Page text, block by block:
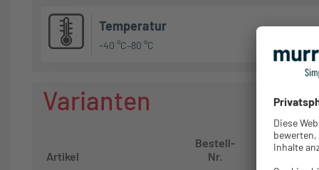
Temperatur
-40 °C–80 °C
Varianten
Artikel
Bestell-
Nr.